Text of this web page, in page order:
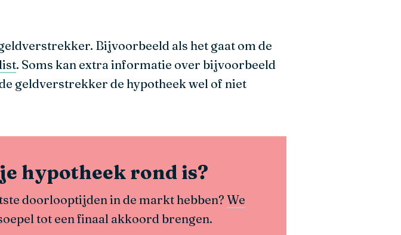
Bijvoorbeeld als het gaat om de
. Soms kan extra informatie over bijvoorbeeld
geldverstrekker de hypotheek wel of niet
hypotheek rond is?
doorlooptijden in de markt hebben? We
tot een finaal akkoord brengen.